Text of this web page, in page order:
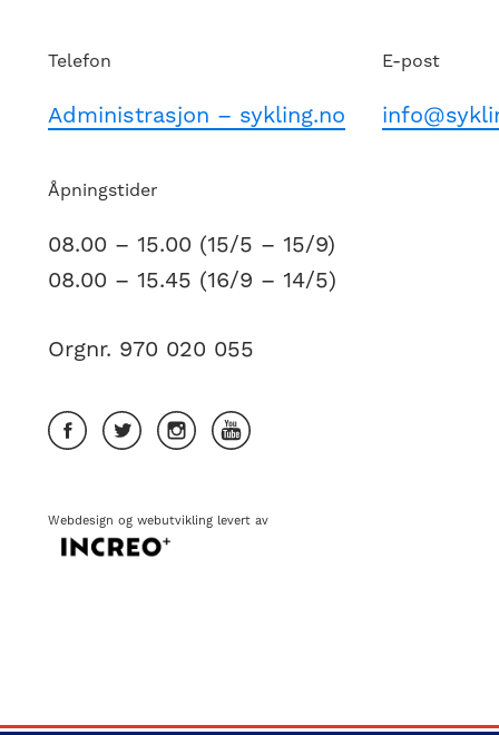
Telefon
Administrasjon – sykling.no
E-post
Åpningstider
08.00 – 15.00 (15/5 – 15/9)
08.00 – 15.45 (16/9 – 14/5)
Orgnr. 970 020 055
Webdesign ogwebutvikling levert av